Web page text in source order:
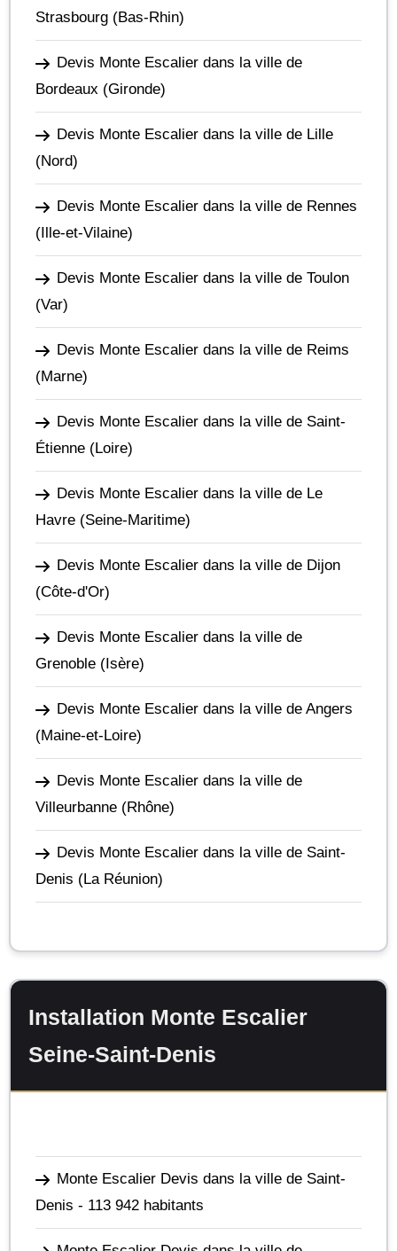
Strasbourg (Bas-Rhin)
Devis Monte Escalier dans la ville de
Bordeaux (Gironde)
Devis Monte Escalier dans la ville de Lille
(Nord)
Devis Monte Escalier dans la ville de Rennes
(Ille-et-Vilaine)
Devis Monte Escalier dans la ville de Toulon
(Var)
Devis Monte Escalier dans la ville de Reims
(Marne)
Devis Monte Escalier dans la ville de Saint-
Étienne (Loire)
Devis Monte Escalier dans la ville de Le
Havre (Seine-Maritime)
Devis Monte Escalier dans la ville de Dijon
(Côte-d'Or)
Devis Monte Escalier dans la ville de
Grenoble (Isère)
Devis Monte Escalier dans la ville de Angers
(Maine-et-Loire)
Devis Monte Escalier dans la ville de
Villeurbanne (Rhône)
Devis Monte Escalier dans la ville de Saint-
Denis (La Réunion)
Installation Monte Escalier
Seine-Saint-Denis
Monte Escalier Devis dans la ville de Saint-
Denis - 113 942 habitants